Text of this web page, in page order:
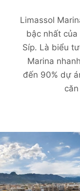
Limassol
bậc nhất
Síp. Là biểu
Marina
đến 90% dự